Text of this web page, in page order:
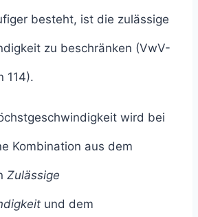
besteht, ist die zulässige
zu beschränken (VwV-
114).
wird bei
Kombination aus dem
Zulässige
und dem